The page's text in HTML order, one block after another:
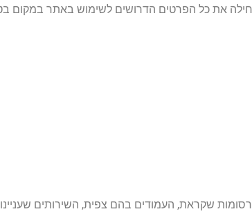
את כל הפרטים הדרושים לשימוש באתר במקום
שקראת, העמודים בהם צפית, השירותים